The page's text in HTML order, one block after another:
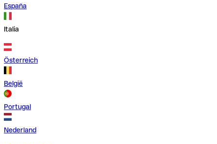
España
Italia
Österreich
België
Portugal
Nederland